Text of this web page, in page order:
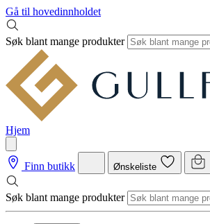
Gå til hovedinnholdet
Søk blant mange produkter
Hjem
Finn butikk Ønskeliste
Søk blant mange produkter